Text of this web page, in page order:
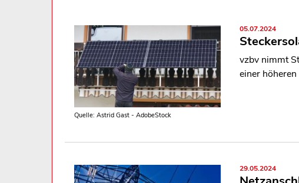
Quelle: Astrid Gast - AdobeStock
05.07.2024
vzbv nimmt
einer
29.05.2024